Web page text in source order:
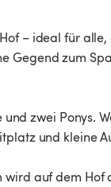
– ideal für
Gegend zum
zwei Ponys.
und kleine
auf dem